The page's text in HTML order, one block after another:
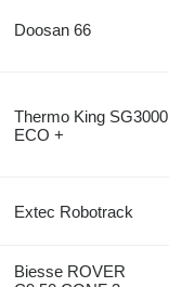
Doosan 66
Thermo King SG3000
ECO +
Extec Robotrack
Biesse ROVER